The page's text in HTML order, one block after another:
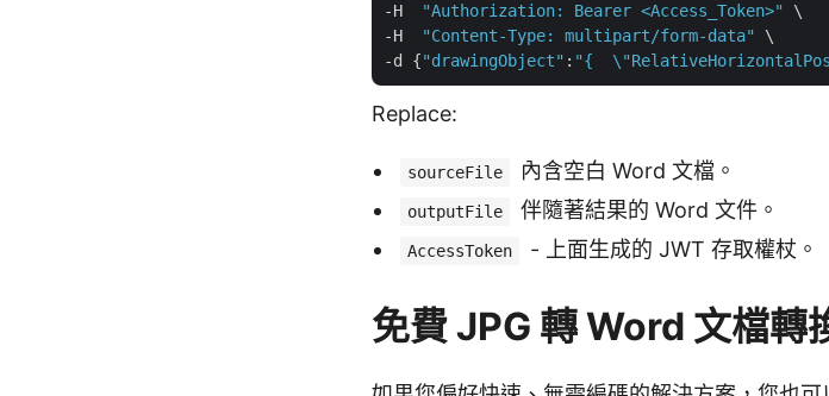
-H
"Authorization: Bearer <Access_Token>"
\
-H
"Content-Type: multipart/form-data"
\
-d {"drawingObject" : "{
Replace:
sourceFile 內含空白 Word 文檔。
outputFile 伴隨著結果的 Word 文件。
AccessToken - 上面生成的 JWT 存取權杖。
免費 JPG 轉 Word 文檔轉